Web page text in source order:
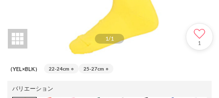
1/1
1
（YEL×BLK） 22-24cm ○ 25-27cm ○
バリエーション